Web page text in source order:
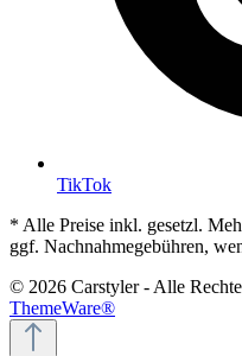
TikTok
* Alle Preise inkl. gesetzl.
ggf. Nachnahmegebühren,
© 2026 Carstyler - Alle
ThemeWare®